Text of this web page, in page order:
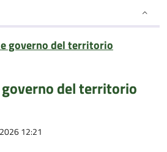
governo del territorio
del territorio
12:21